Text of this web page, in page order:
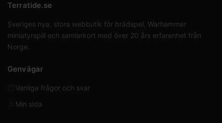
Terratide.se
Sveriges nya, stora webbutik för brädspel, Warhammer
miniatyrspill och samlarkort med över 20 års erfarenhet från
Norge.
Genvägar
Vanliga frågor och svar
Min sida